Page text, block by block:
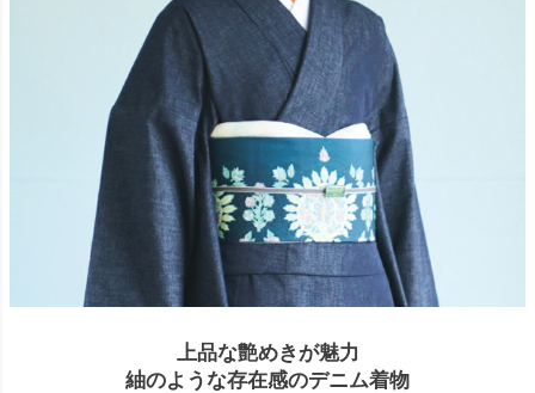
上品な艶めきが魅力
紬のような存在感のデニム着物